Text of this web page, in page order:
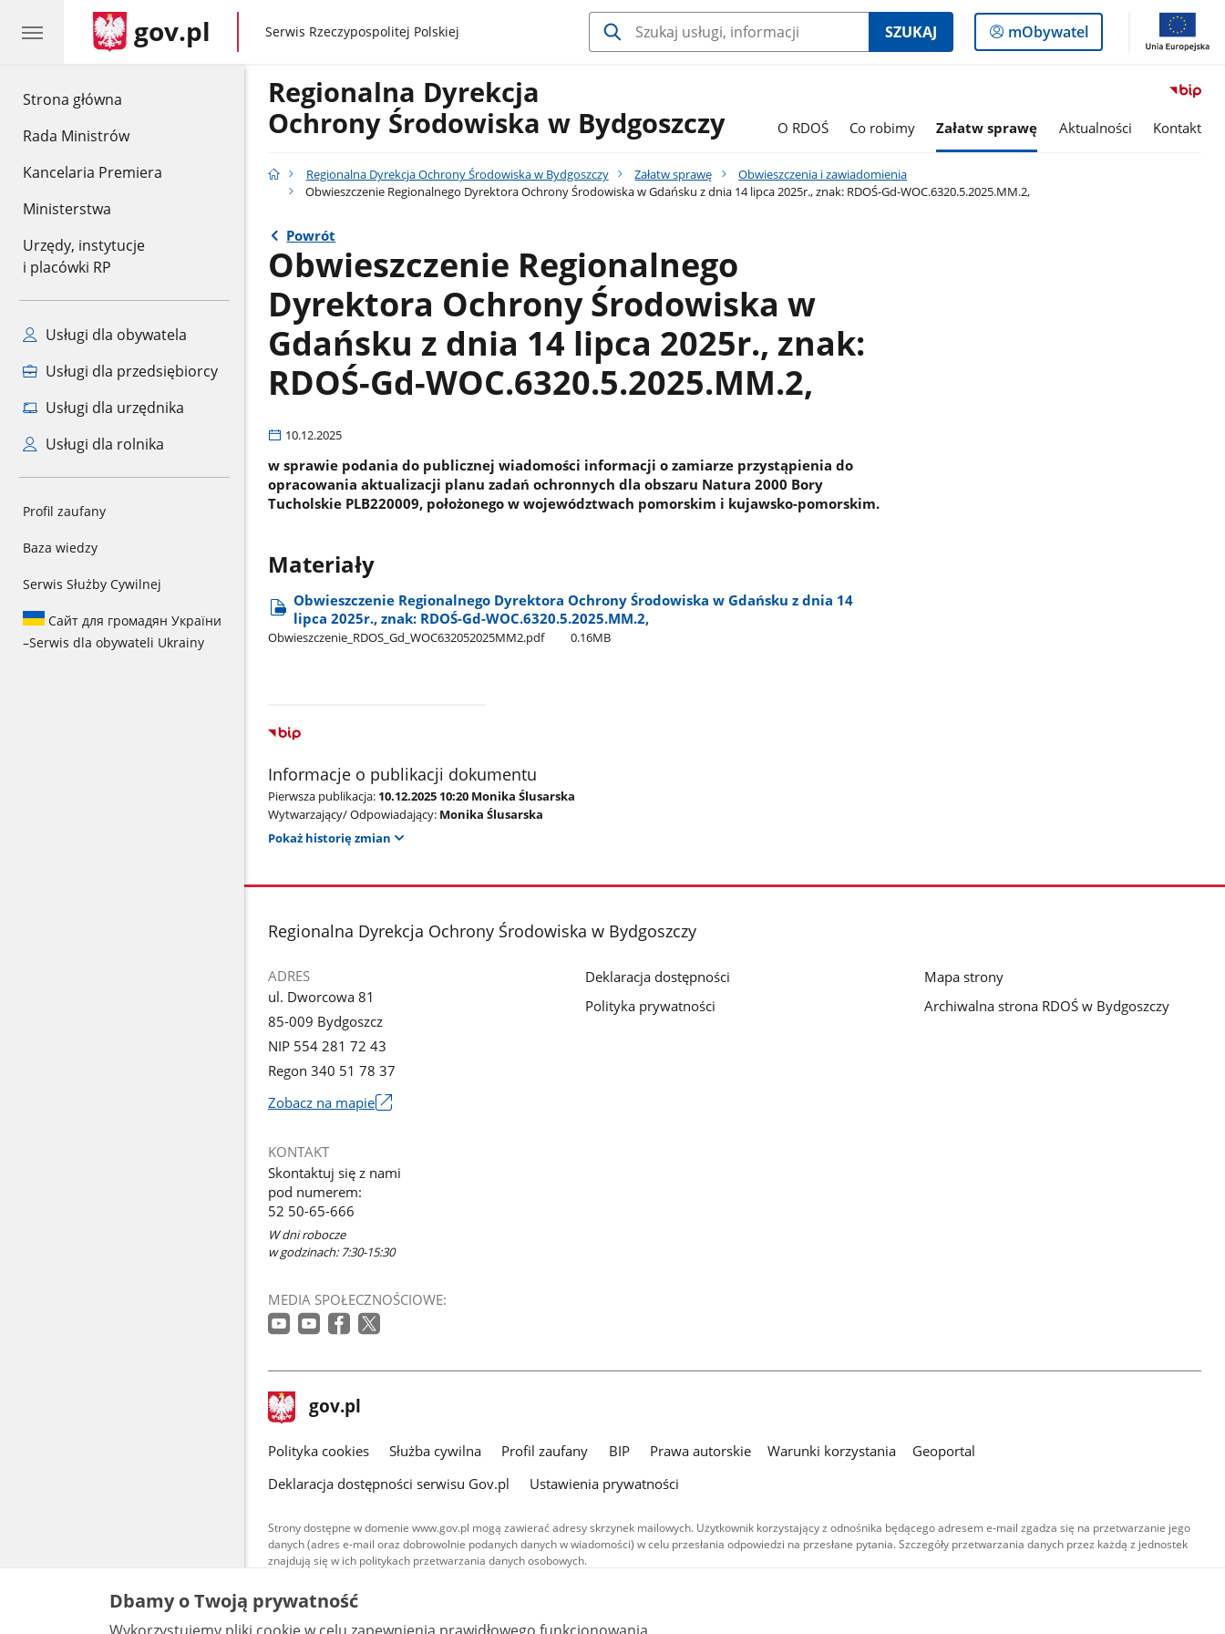
Strona główna
Rada Ministrów
Kancelaria Premiera
Ministerstwa
Urzędy, instytucje
i placówki RP
Usługi dla obywatela
Usługi dla przedsiębiorcy
Usługi dla urzędnika
Usługi dla rolnika
Profil zaufany
Baza wiedzy
Serwis Służby Cywilnej
Сайт для громадян України
–Serwis dla obywateli Ukrainy
gov.pl gov.pl
Serwis Rzeczypospolitej Polskiej SZUKAJ
Logowanie
do
mObywatel
Regionalna Dyrekcja
Ochrony Środowiska w Bydgoszczy
O RDOŚ Co robimy Załatw sprawę Aktualności Kontakt
Regionalna Dyrekcja Ochrony Środowiska w Bydgoszczy Załatw sprawę
Obwieszczenia i zawiadomienia
Obwieszczenie Regionalnego Dyrektora Ochrony Środowiska w Gdańsku z dnia 14 lipca 2025r., znak: RDOŚ-Gd-WOC.6320.5.2025.MM.2,
Powrót
Obwieszczenie Regionalnego
Dyrektora Ochrony Środowiska w
Gdańsku z dnia 14 lipca 2025r., znak:
RDOŚ-Gd-WOC.6320.5.2025.MM.2,
10.12.2025
w sprawie podania do publicznej wiadomości informacji o zamiarze przystąpienia do
opracowania aktualizacji planu zadań ochronnych dla obszaru Natura 2000 Bory
Tucholskie PLB220009, położonego w województwach pomorskim i kujawsko-pomorskim.
Materiały
Obwieszczenie Regionalnego Dyrektora Ochrony Środowiska w Gdańsku z dnia 14
lipca 2025r., znak: RDOŚ-Gd-WOC.6320.5.2025.MM.2,
Obwieszczenie​_RDOS​_Gd​_WOC632052025MM2.pdf 0.16MB
Informacje o publikacji dokumentu
Pierwsza publikacja: 10.12.2025 10:20 Monika Ślusarska
Wytwarzający/ Odpowiadający: Monika Ślusarska
Pokaż historię zmian
stopka
Regionalna Dyrekcja Ochrony Środowiska w Bydgoszczy
ADRES
ul. Dworcowa 81
85-009 Bydgoszcz
NIP 554 281 72 43
Regon 340 51 78 37
Zobacz na mapie
się
w
nowym
oknie
KONTAKT
Skontaktuj się z nami
pod numerem:
52 50-65-666
W dni robocze
w godzinach: 7:30-15:30
MEDIA SPOŁECZNOŚCIOWE:
Deklaracja dostępności
Polityka prywatności
Mapa strony
Archiwalna strona RDOŚ w Bydgoszczy
stopka
gov.pl Strona
gov.pl
gov.pl
Polityka cookies Służba cywilna Profil zaufany BIP Prawa autorskie Warunki korzystania
Geoportal
Deklaracja dostępności serwisu Gov.pl
Ustawienia prywatności
Strony dostępne w domenie www.gov.pl mogą zawierać adresy skrzynek mailowych. Użytkownik korzystający z odnośnika będącego adresem e-mail zgadza się na przetwarzanie jego
danych (adres e-mail oraz dobrowolnie podanych danych w wiadomości) w celu przesłania odpowiedzi na przesłane pytania. Szczegóły przetwarzania danych przez każdą z jednostek
znajdują się w ich politykach przetwarzania danych osobowych.
Treści tekstowe publikowane w serwisie (z wyłączeniem treści audiowizualnych), są
udostępniane na licencji typu Creative Commons: uznanie autorstwa - na tych samych
warunkach 4.0 (CC BY-SA 4.0). Materiały audiowizualne, w tym zdjęcia, materiały audio i wideo,
Dbamy o Twoją prywatność